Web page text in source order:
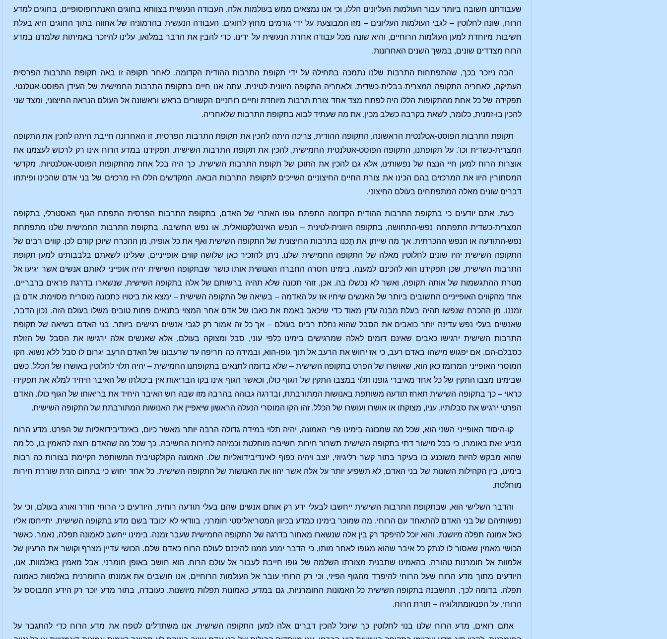
שעבודתנו חשובה ביותר עבור העולמות העליונים הללו, וכי אנו נמצאים ממש בעולמות אלה. העבודה הנעשית בצוותא בחוגים האנתרופוסופיים, בחוגים למדע
הרוח, שונה לחלוטין – לגבי העולמות העליונים – מזו המבוצעת על ידי גורמים מחוץ לחוגים. העבודה הנעשית בהרמוניה של אחווה בתוך החוגים היא בעלת
חשיבות מיוחדת למען העולמות הרוחיים, והיא שונה מכל עבודה אחרת הנעשית על ידינו. כדי להבין את הדבר במלואו, עלינו להיזכר באמיתות שלמדנו במדע
הרוח מצדדים שונים, במשך השנים האחרונות.
הבה ניזכר בכך, שהתפתחות התרבות שלנו נתמכה בתחילה על ידי תקופת התרבות ההודית הקדומה. לאחר תקופה זו באה תקופת התרבות הפרסית
העתיקה, לאחריה התקופה המצרית-בבלית-כשדית, ולאחריה התקופה היוונית-לטינית. עתה אנו חיים בתקופת התרבות החמישית של העידן הפוסט-אטלנטי.
תפקידה של כל אחת מהתקופות הללו היה לפתח מצד אחד צורת תרבות מיוחדת וחיים רוחניים הקשורים בראש וראשונה אל העולם הנראה החיצוני, ומצד שני
להכין בו-זמנית, כלומר, לשאת בקרבה כשלב מכין, את מה שעתיד לבוא בתקופת התרבות שלאחריה.
תקופת התרבות הפוסט-אטלנטית הראשונה, התקופה ההודית, צריכה היתה להכין את תקופת התרבות הפרסית. זו האחרונה חייבת היתה להכין את התקופה
המצרית-כשדית וכו'. על תקופתנו, התקופה הפוסט-אטלנטית החמישית, להכין את תקופת התרבות השישית. תפקידנו במדע הרוח אינו רק לרכוש לעצמנו את
אוצרות הרוח למען חיי הנצח של נפשותינו, אלא גם להכין את התוכן של תקופת התרבות השישית. כך היה בכל אחת מהתקופות הפוסט-אטלנטיות. מקדשי
המסתורין היוו את המרכזים בהם הכינו את צורת החיים החיצוניים השייכים לתקופת התרבות הבאה. המקדשים הללו היו מרכזים של בני אדם שהכינו ופיתחו
דברים שונים מאלה המתפתחים בעולם החיצוני.
כעת, אתם יודעים כי בתקופת התרבות ההודית הקדומה התפתח גופו האתרי של האדם, בתקופת התרבות הפרסית התפתח הגוף האסטרלי, בתקופה
המצרית-כשדית התפתחה נפש-התחושה, בתקופה היוונית-לטינית – הנפש האינטלקטואלית, או נפש החשיבה. בתקופת התרבות החמישית שלנו מתפתחת
נפש-התודעה או הנפש ההכרתית. אך מה שייתן את תָכנו בתרבות החיצונית של התקופה השישית ואף את כל אופיה, מן ההכרח שיוכן קודם לכן. קווים רבים של
התקופה השישית יהיו שונים לחלוטין מאלה של התקופה החמישית שלנו. ניתן להזכיר כאן שלושה קווים אופייניים, שעלינו לשאתם בלבבותינו למען תקופת
התרבות השישית, שכן תפקידנו הוא להכינם למענה. בימינו חסרה החברה האנושית אותו כושר שבתקופה השישית יהיה אופייני לאותם אנשים אשר יגיעו אל
מטרת ההתגשמות של אותה תקופה, ואשר לא נכשלו בה. אכן, זוהי תכונה שלא תהיה ברשותם של אלה בתקופה השישית, שנשארו בדרגת פראים ברבריים.
אחד מהקווים האופייניים החשובים ביותר של האנשים שיחיו אז על האדמה – בשיאה של התקופה השישית – ימצא את ביטויו כתכונה מוסרית מסוימת. אדם בן
זמננו, מן ההכרח שנפשו תהיה בעלת מבנה עדין מאוד כדי שיכאב באמת את כאבו של אדם אחר המצוי בתנאים פחות טובים משלו בעולם הזה. נכון הדבר,
שאנשים בעלי נפש עדינה יותר כואבים את הסבל שהוא נחלת רבים בעולם – אך כל זה אמור רק לגבי אנשים רגישים ביותר. בני האדם בשיאה של תקופת
התרבות השישית ירגישו כאבים שאינם דומים לאלה שמרגישים בימינו כלפי עוני, סבל ומצוקה בעולם, אלא שאנשים אלה ירגישו את הסבל של הזולת
כסבלם-הם. אם יפגוש מישהו באדם רעב, כי אז יחוש את הרעב אל תוך גופו-הוא, ובמידה כה חריפה עד שרעבונו של האדם הרעֵב יגרום לו סבל ללא נשוא. הקו
המוסרי האופייני המרומז כאן הוא, שאושרו של הפרט בתקופה השישית – שלא בדומה לתנאים בתקופתנו החמישית – יהיה תלוי לחלוטין באושרו של הכלל. כשם
שבימינו מצבו התקין של כל אחד מאיברי גופנו תלוי במצבו התקין של הגוף כולו, וכאשר הגוף אינו בקו הבריאות אין ביכולתו של האיבר היחיד למלא את תפקידו
כראוי – כך בתקופה השישית תאחז תודעה משותפת באנושות המתורבתת, ובדרגה גבוהה בהרבה מזו שבה חש האיבר היחיד את בריאותו של הגוף כולו. האדם
הפרטי ירגיש את סבלותיו, עניו, מצוקתו או אושרו ועושרו של הכלל. זהו הקו המוסרי הנעלה הראשון שיאפיין את האנושות המתורבתת של התקופה השישית.
קו-היסוד האופייני השני הוא, שכל מה שמכונה בימינו פרי האמונה, יהיה תלוי במידה גדולה הרבה יותר מאשר כיום, באינדיבידואליות של הפרט. מדע הרוח
מביע זאת באומרו, כי בכל מישור דתי בתקופה השישית תשרור חירות חשיבה מוחלטת וכמיהה לחירות החשיבה, כך שכל מה שהאדם רוצה להאמין בו, כל מה
שהוא מבקש להיות משוכנע בו בעיקר בתור קשר רליגיוזי, יוצב ויהיה כפוף לאינדיבידואליות שלו. האמונה הקולקטיבית המשותפת הקיימת בצורות כה רבות
בימינו, בין הקהילות השונות של בני האדם, לא תשפיע יותר על אלה אשר יהוו את האנושות של התקופה השישית. כל אחד יחוש כי בתחום הדת שוררת חירות
מוחלטת.
והדבר השלישי הוא, שבתקופת התרבות השישית ייחשבו לבעלי ידע רק אותם אנשים שהם בעלי תודעה רוחית, היודעים כי הרוחי חודר ואורג בעולם, וכי על
נפשותיהם של בני האדם להתאחד עם הרוחי. מה שמוכר בימינו כמדע בכיוון המטריאליסטי חומרני, בוודאי לא יכובד בשם מדע בתקופה השישית. יתייחסו אליו
כאל אמונה תפלה מיושנת, והוא יוכל להיפקד רק בין אלה שנשארו מאחור בדרגה של התקופה החמישית שעבר זמנה. בימינו ייחשב לאמונה תפלה, נאמר, כאשר
הכושי מאמין שאסור לו לנתק כל איבר שהוא מגופו לאחר מותו, כי הדבר ימנע ממנו להיכנס לעולם הרוח כאדם שלם. הכושי עדיין מצרף וקושר את הרעיון של
אלמוות אל חומרנות טהורה, בהאמינו שתבנית מצורתו השלמה של גופו חייבת לעבור אל עולם הרוח. הוא חושב באופן חומרני, אבל מאמין באלמוות. אנו,
היודעים מתוך מדע הרוח שעל הרוחי להיפרד מהגוף הפיזי, וכי רק הרוחי עובר אל העולמות הרוחיים, אנו חושבים את אמונתו החומרנית באלמוות כאמונה
תפלה. בדומה לכך, תחשבנה בתקופה השישית כל האמונות החומרניות, גם במדע, כאמונות תפלות מיושנות. כעובדה, בתור מדע יוכר רק הידע המבוסס על
הרוחי, על הפנאומתולוגיה – תורת הרוח.
אתם רואים, מדע הרוח שלנו בנוי לחלוטין כך שיוכל להכין דברים אלה למען התקופה השישית. אנו משתדלים לטפח את מדע הרוח כדי להתגבר על